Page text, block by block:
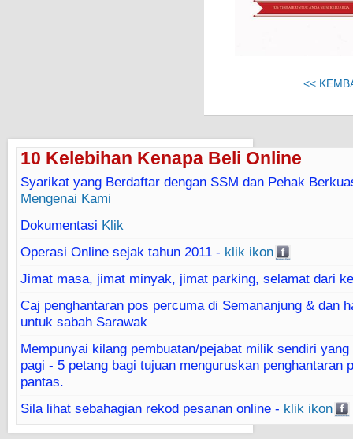
<<
10 Kelebihan Kenapa Beli Online
Syarikat yang Berdaftar dengan SSM dan Pehak
Mengenai Kami
Dokumentasi Klik
Operasi Online sejak tahun 2011 - klik ikon
Jimat masa, jimat minyak, jimat parking, selamat dari
Caj penghantaran pos percuma di Semananjung & dan
untuk sabah Sarawak
Mempunyai kilang pembuatan/pejabat milik sendiri
pagi - 5 petang bagi tujuan menguruskan penghantaran
pantas.
Sila lihat sebahagian rekod pesanan online - klik ikon